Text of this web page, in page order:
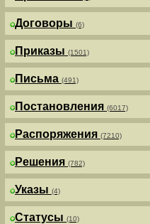
Договоры (6)
Приказы (1501)
Письма (491)
Постановления (6017)
Распоряжения (7210)
Решения (782)
Указы (4)
Статусы (10)